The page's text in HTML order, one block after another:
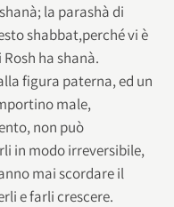
la parashà di
shabbat,perché vi è
ha shanà.
figura paterna, ed un
male,
non può
in modo irreversibile,
mai scordare il
e farli crescere.